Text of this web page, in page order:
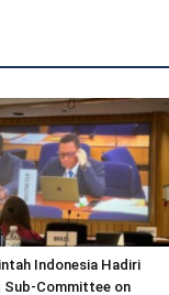
Indonesia Hadiri
Sub-Committee on